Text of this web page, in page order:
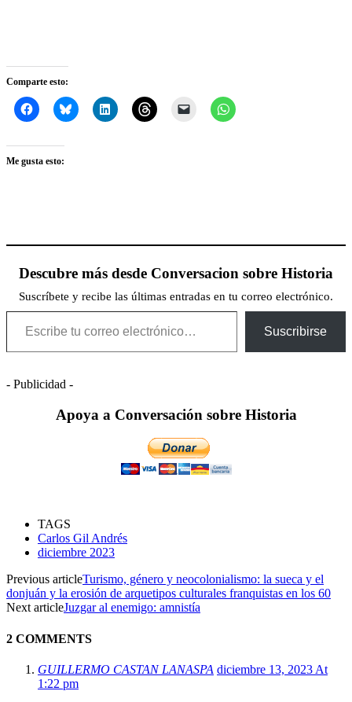
Comparte esto:
Me gusta esto:
Descubre más desde Conversacion sobre Historia
Suscríbete y recibe las últimas entradas en tu correo electrónico.
Escribe tu correo electrónico…
Suscribirse
- Publicidad -
Apoya a Conversación sobre Historia
TAGS
Carlos Gil Andrés
diciembre 2023
Previous articleTurismo, género y neocolonialismo: la sueca y el
donjuán y la erosión de arquetipos culturales franquistas en los 60
Next articleJuzgar al enemigo: amnistía
2 COMMENTS
GUILLERMO CASTAN LANASPA diciembre 13, 2023 At
1:22 pm